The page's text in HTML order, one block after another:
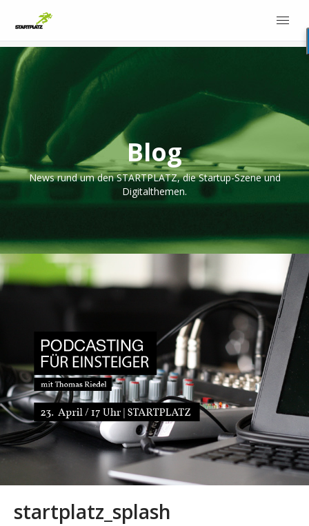
Blog
News rund um den STARTPLATZ, die Startup-Szene und
Digitalthemen.
startplatz_splash